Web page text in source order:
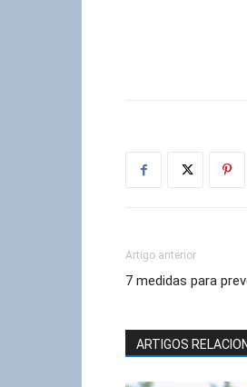
Artigo anterior
7 medidas para
ARTIGOS